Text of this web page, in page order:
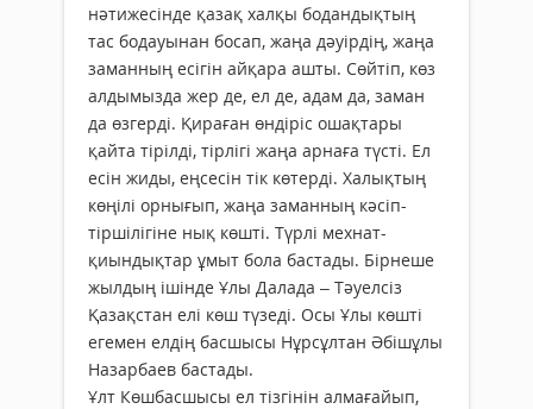
нәтижесінде қазақ халқы бодандықтың
тас бодауынан босап, жаңа дәуірдің, жаңа
заманның есігін айқара ашты. Сөйтіп, көз
алдымызда жер де, ел де, адам да, заман
да өзгерді. Қираған өндіріс ошақтары
қайта тірілді, тірлігі жаңа арнаға түсті. Ел
есін жиды, еңсесін тік көтерді. Халықтың
көңілі орнығып, жаңа заманның кәсіп-
тіршілігіне нық көшті. Түрлі мехнат-
қиындықтар ұмыт бола бастады. Бірнеше
жылдың ішінде Ұлы Далада – Тәуелсіз
Қазақстан елі көш түзеді. Осы Ұлы көшті
егемен елдің басшысы Нұрсұлтан Әбішұлы
Назарбаев бастады.
Ұлт Көшбасшысы ел тізгінін алмағайып,